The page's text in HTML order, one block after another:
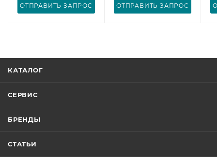
ОТПРАВИТЬ ЗАПРОС ОТПРАВИТЬ ЗАПРОС
КАТАЛОГ
СЕРВИС
БРЕНДЫ
СТАТЬИ